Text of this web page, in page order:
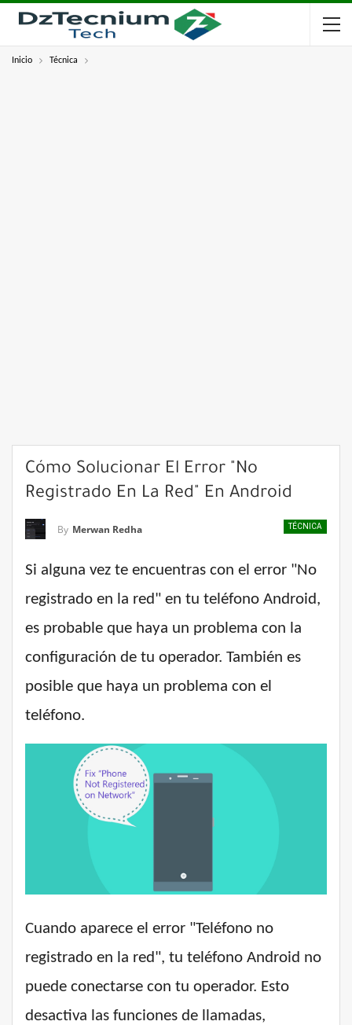
Inicio Técnica
Cómo Solucionar El Error "No
Registrado En La Red" En Android
TÉCNICA
By Merwan Redha
Si alguna vez te encuentras con el error "No
registrado en la red" en tu teléfono Android,
es probable que haya un problema con la
configuración de tu operador. También es
posible que haya un problema con el
teléfono.
Cuando aparece el error "Teléfono no
registrado en la red", tu teléfono Android no
puede conectarse con tu operador. Esto
desactiva las funciones de llamadas,